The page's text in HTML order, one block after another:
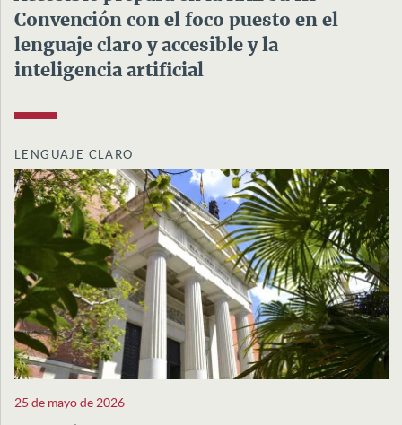
Convención con el foco puesto en el
lenguaje claro y accesible y la
inteligencia artificial
LENGUAJE CLARO
25 de mayo de 2026